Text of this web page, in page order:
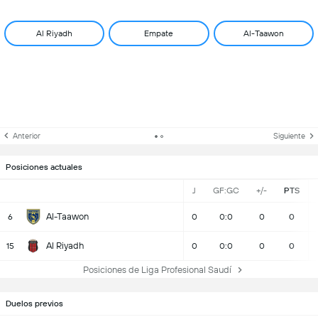
Al Riyadh Empate Al-Taawon
Anterior Siguiente
Posiciones actuales
J GF:GC +/- PTS
6 Al-Taawon 0 0:0 0 0
15 Al Riyadh 0 0:0 0 0
Posiciones de Liga Profesional Saudí
Duelos previos